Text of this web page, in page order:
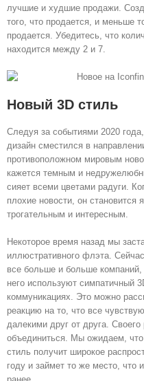
лучшие и худшие продажи.
того, что продается, и меньше
продается. Убедитесь, что
находится между 2 и 7.
Новый 3D стиль
Следуя за событиями 2020
дизайн сместился в
противоположном мировым
кажется темным и
сияет всеми цветами радуги.
плохие новости, он становится
трогательным и интересным.
Некоторое время назад мы
иллюстративного флэта.
все больше и больше компаний,
него используют симпатичный
коммуникациях. Это можно
реакцию на то, что все
далекими друг от друга.
объединиться. Мы ожидаем, что
стиль получит широкое
году и займет то же место, что